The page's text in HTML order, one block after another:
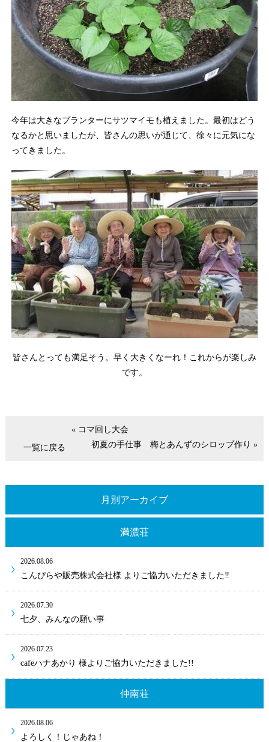
今年は大きなプランターにサツマイモも植えました。最初はどう
なるかと思いましたが、皆さんの思いが通じて、徐々に元気にな
ってきました。
皆さんとっても満足そう。早く大きくなーれ！これからが楽しみ
です。
« コマ回し大会
初夏の手仕事 梅とあんずのシロップ作り »
一覧に戻る
月別アーカイブ
満濃荘
2026.08.06
こんぴらや販売株式会社様 よりご協力いただきました‼
2026.07.30
七夕、みんなの願い事
2026.07.23
cafeハナあかり 様よりご協力いただきました!!
仲南荘
2026.08.06
よろしく！じゃあね！